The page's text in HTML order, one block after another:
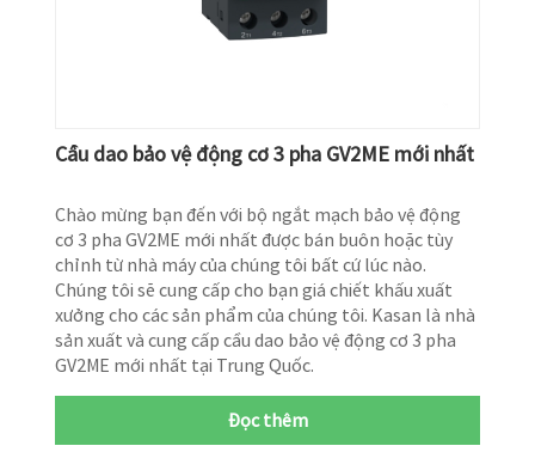
Cầu dao bảo vệ động cơ 3 pha GV2ME mới nhất
Chào mừng bạn đến với bộ ngắt mạch bảo vệ động
cơ 3 pha GV2ME mới nhất được bán buôn hoặc tùy
chỉnh từ nhà máy của chúng tôi bất cứ lúc nào.
Chúng tôi sẽ cung cấp cho bạn giá chiết khấu xuất
xưởng cho các sản phẩm của chúng tôi. Kasan là nhà
sản xuất và cung cấp cầu dao bảo vệ động cơ 3 pha
GV2ME mới nhất tại Trung Quốc.
Đọc thêm